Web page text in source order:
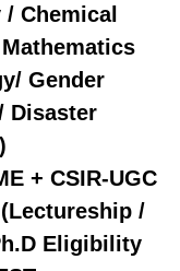
/ Chemical
Gender
Disaster
+ CSIR-UGC
(Lectureship /
Eligibility